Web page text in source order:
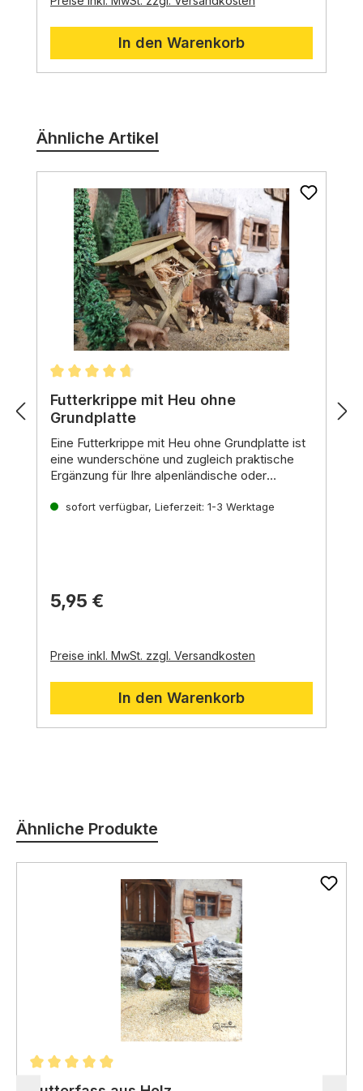
In den Warenkorb
Ähnliche Artikel
Durchschnittliche Bewertung von 4.8 von 5
Futterkrippe mit Heu ohne
Grundplatte
Eine Futterkrippe mit Heu ohne Grundplatte ist
eine wunderschöne und zugleich praktische
Ergänzung für Ihre alpenländische oder
es Ihnen, die Schafe und anderen Tiere Ihrer
sofort verfügbar, Lieferzeit: 1-3 Werktage
5,95 €
Preise inkl. MwSt. zzgl. Versandkosten
In den Warenkorb
Ähnliche Produkte
Durchschnittliche Bewertung von 4.94 von 5